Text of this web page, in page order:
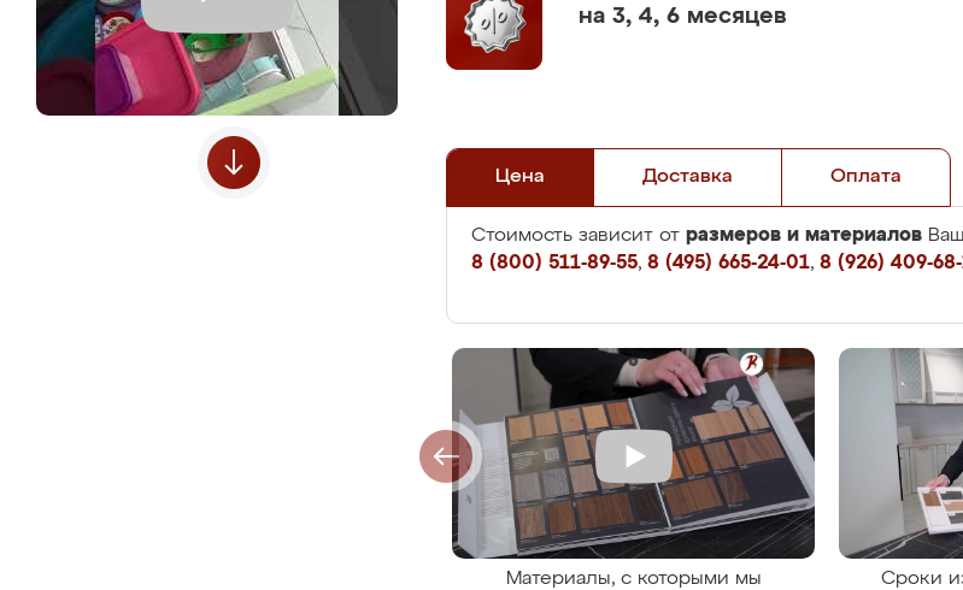
на 3, 4, 6 месяцев
Цена Доставка Оплата
Стоимость зависит от размеров и материалов
8 (800) 511-89-55, 8 (495) 665-24-01, 8 (926) 409-
Материалы, с которыми мы
Сроки